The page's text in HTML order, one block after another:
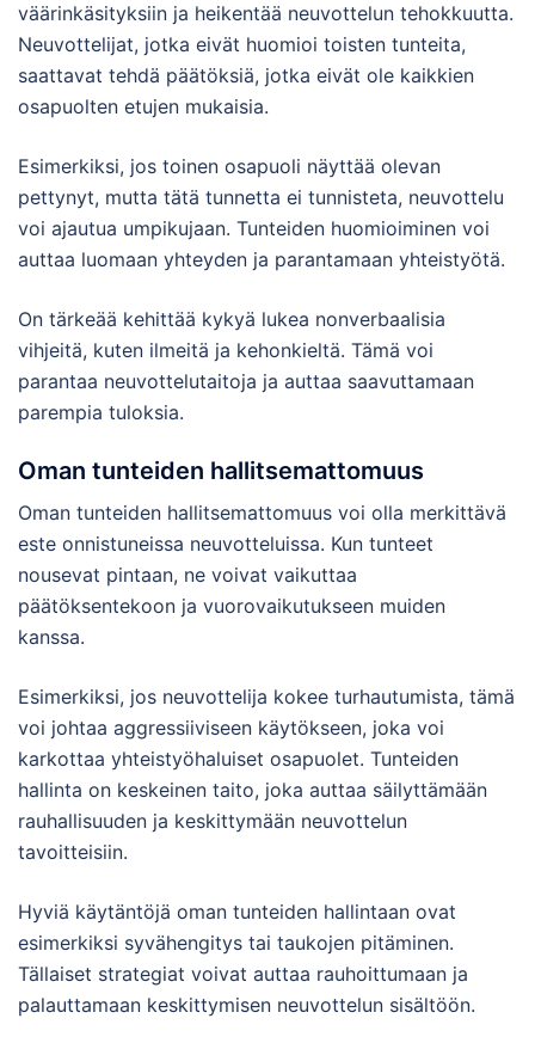
väärinkäsityksiin ja heikentää neuvottelun tehokkuutta.
Neuvottelijat, jotka eivät huomioi toisten tunteita,
saattavat tehdä päätöksiä, jotka eivät ole kaikkien
osapuolten etujen mukaisia.
Esimerkiksi, jos toinen osapuoli näyttää olevan
pettynyt, mutta tätä tunnetta ei tunnisteta, neuvottelu
voi ajautua umpikujaan. Tunteiden huomioiminen voi
auttaa luomaan yhteyden ja parantamaan yhteistyötä.
On tärkeää kehittää kykyä lukea nonverbaalisia
vihjeitä, kuten ilmeitä ja kehonkieltä. Tämä voi
parantaa neuvottelutaitoja ja auttaa saavuttamaan
parempia tuloksia.
Oman tunteiden hallitsemattomuus
Oman tunteiden hallitsemattomuus voi olla merkittävä
este onnistuneissa neuvotteluissa. Kun tunteet
nousevat pintaan, ne voivat vaikuttaa
päätöksentekoon ja vuorovaikutukseen muiden
kanssa.
Esimerkiksi, jos neuvottelija kokee turhautumista, tämä
voi johtaa aggressiiviseen käytökseen, joka voi
karkottaa yhteistyöhaluiset osapuolet. Tunteiden
hallinta on keskeinen taito, joka auttaa säilyttämään
rauhallisuuden ja keskittymään neuvottelun
tavoitteisiin.
Hyviä käytäntöjä oman tunteiden hallintaan ovat
esimerkiksi syvähengitys tai taukojen pitäminen.
Tällaiset strategiat voivat auttaa rauhoittumaan ja
palauttamaan keskittymisen neuvottelun sisältöön.